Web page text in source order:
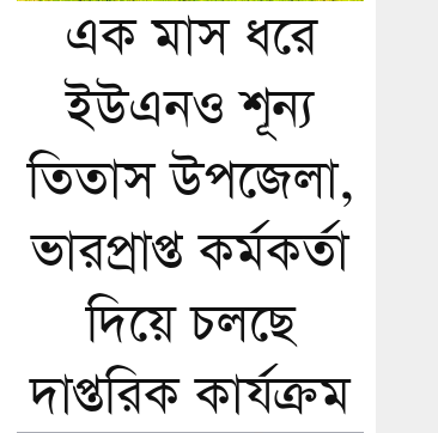
এক মাস ধরে
ইউএনও শূন্য
তিতাস উপজেলা,
ভারপ্রাপ্ত কর্মকর্তা
দিয়ে চলছে
দাপ্তরিক কার্যক্রম